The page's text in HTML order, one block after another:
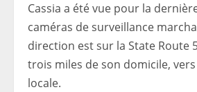
Cassia a été vue pour la
caméras de surveillance
direction est sur la State Route
trois miles de son domicile,
locale.